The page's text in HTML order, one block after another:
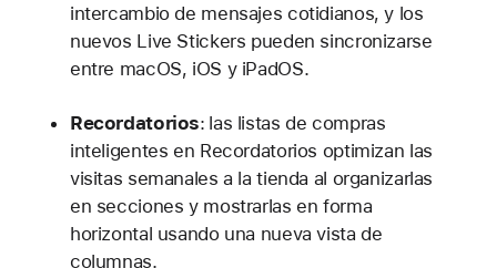
intercambio de mensajes cotidianos, y los
nuevos Live Stickers pueden sincronizarse
entre macOS, iOS y iPadOS.
Recordatorios: las listas de compras
inteligentes en Recordatorios optimizan las
visitas semanales a la tienda al organizarlas
en secciones y mostrarlas en forma
horizontal usando una nueva vista de
columnas.